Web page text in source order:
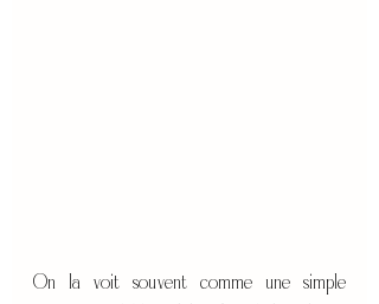
On la voit souvent comme une simple